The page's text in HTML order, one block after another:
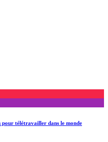
pour télétravailler dans le monde